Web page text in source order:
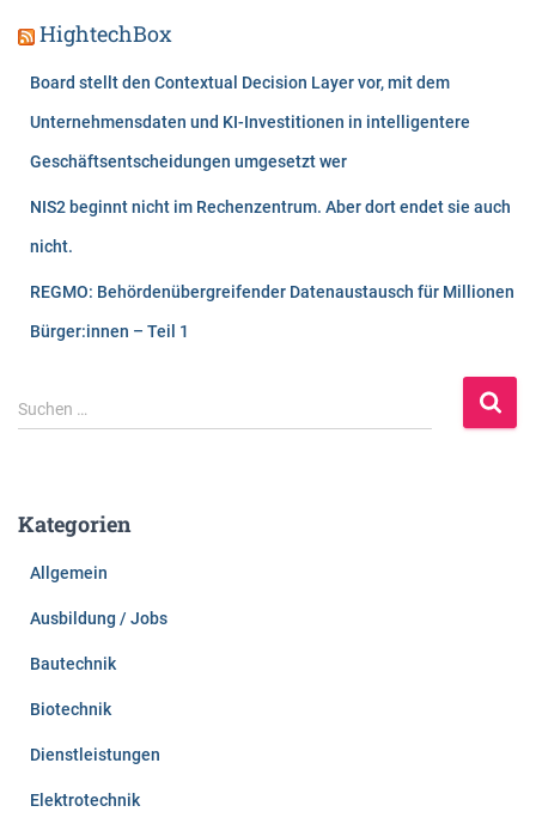
HightechBox
Board stellt den Contextual Decision Layer vor, mit dem
Unternehmensdaten und KI-Investitionen in intelligentere
Geschäftsentscheidungen umgesetzt wer
NIS2 beginnt nicht im Rechenzentrum. Aber dort endet sie auch
nicht.
REGMO: Behördenübergreifender Datenaustausch für Millionen
Bürger:innen – Teil 1
S
u
n
Suchen …
Kategorien
Allgemein
Ausbildung / Jobs
Bautechnik
Biotechnik
Dienstleistungen
Elektrotechnik